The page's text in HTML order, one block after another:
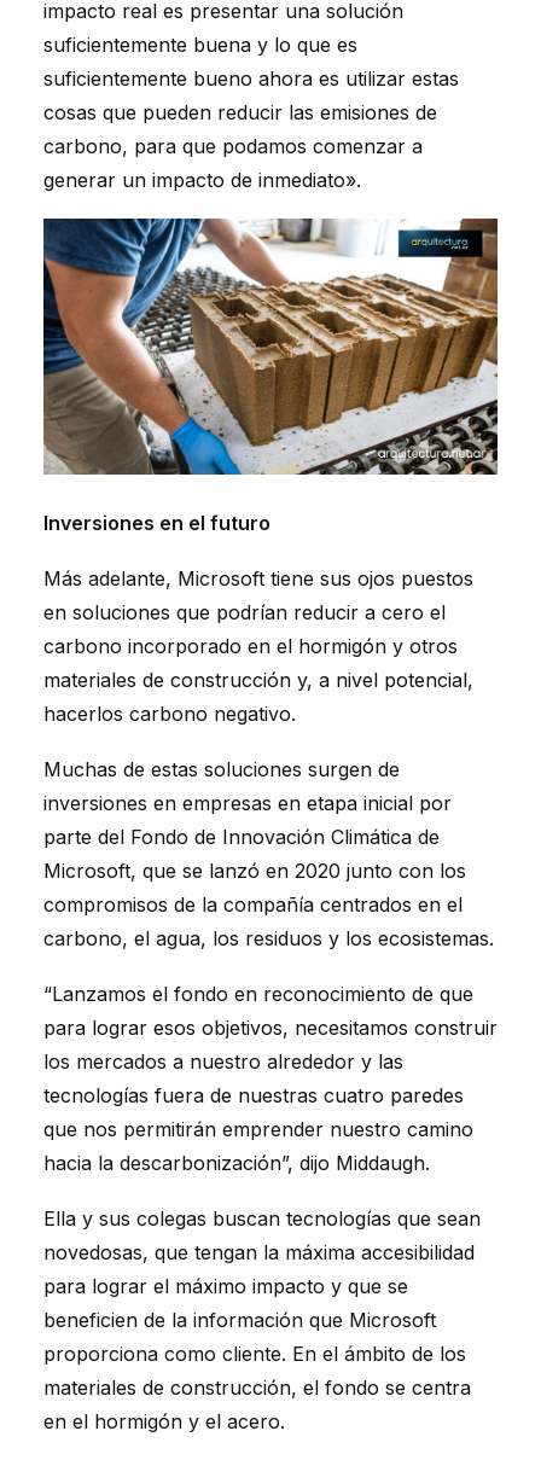
impacto real es presentar una solución
suficientemente buena y lo que es
suficientemente bueno ahora es utilizar estas
cosas que pueden reducir las emisiones de
carbono, para que podamos comenzar a
generar un impacto de inmediato».
Inversiones en el futuro
Más adelante, Microsoft tiene sus ojos puestos
en soluciones que podrían reducir a cero el
carbono incorporado en el hormigón y otros
materiales de construcción y, a nivel potencial,
hacerlos carbono negativo.
Muchas de estas soluciones surgen de
inversiones en empresas en etapa inicial por
parte del Fondo de Innovación Climática de
Microsoft, que se lanzó en 2020 junto con los
compromisos de la compañía centrados en el
carbono, el agua, los residuos y los ecosistemas.
“Lanzamos el fondo en reconocimiento de que
para lograr esos objetivos, necesitamos construir
los mercados a nuestro alrededor y las
tecnologías fuera de nuestras cuatro paredes
que nos permitirán emprender nuestro camino
hacia la descarbonización”, dijo Middaugh.
Ella y sus colegas buscan tecnologías que sean
novedosas, que tengan la máxima accesibilidad
para lograr el máximo impacto y que se
beneficien de la información que Microsoft
proporciona como cliente. En el ámbito de los
materiales de construcción, el fondo se centra
en el hormigón y el acero.